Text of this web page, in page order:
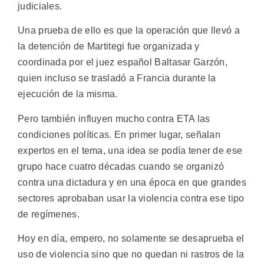
judiciales.
Una prueba de ello es que la operación que llevó a
la detención de Martitegi fue organizada y
coordinada por el juez español Baltasar Garzón,
quien incluso se trasladó a Francia durante la
ejecución de la misma.
Pero también influyen mucho contra ETA las
condiciones políticas. En primer lugar, señalan
expertos en el tema, una idea se podía tener de ese
grupo hace cuatro décadas cuando se organizó
contra una dictadura y en una época en que grandes
sectores aprobaban usar la violencia contra ese tipo
de regímenes.
Hoy en día, empero, no solamente se desaprueba el
uso de violencia sino que no quedan ni rastros de la